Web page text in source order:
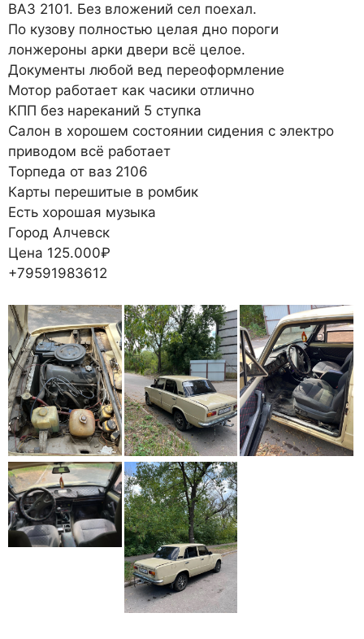
ВАЗ 2101. Без вложений сел поехал.
По кузову полностью целая дно пороги
лонжероны арки двери всё целое.
Документы любой вед переоформление
Мотор работает как часики отлично
КПП без нареканий 5 ступка
Салон в хорошем состоянии сидения с электро
приводом всё работает
Торпеда от ваз 2106
Карты перешитые в ромбик
Есть хорошая музыка
Город Алчевск
Цена 125.000₽
+79591983612